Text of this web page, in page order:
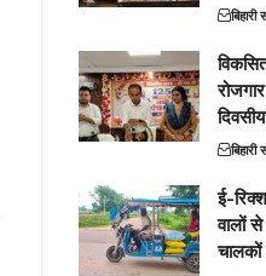
बिहारी
बिहारी
ई-
वालों